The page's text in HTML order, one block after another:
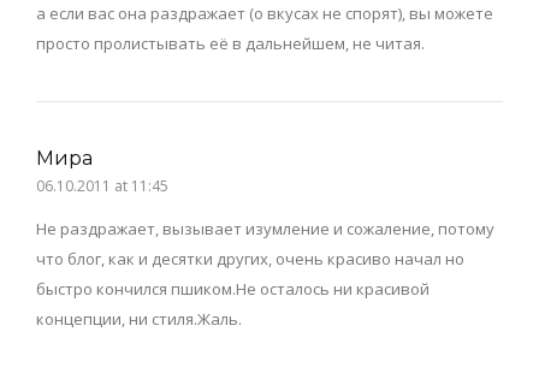
а если вас она раздражает (о вкусах не спорят), вы можете
просто пролистывать её в дальнейшем, не читая.
Мира
06.10.2011 at 11:45
Не раздражает, вызывает изумление и сожаление, потому
что блог, как и десятки других, очень красиво начал но
быстро кончился пшиком.Не осталось ни красивой
концепции, ни стиля.Жаль.